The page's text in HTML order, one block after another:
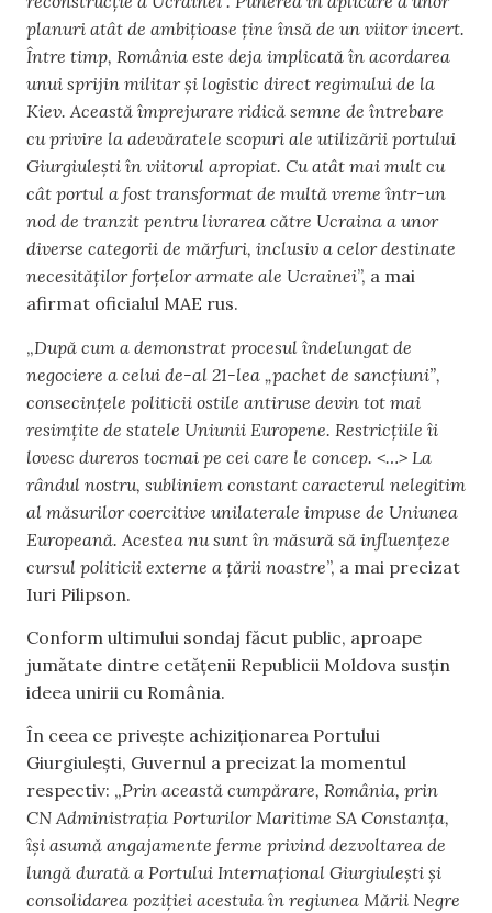
planuri atât de ambițioase ține însă de un viitor incert.
Între timp, România este deja implicată în acordarea
unui sprijin militar și logistic direct regimului de la
Kiev. Această împrejurare ridică semne de întrebare
cu privire la adevăratele scopuri ale utilizării portului
Giurgiulești în viitorul apropiat. Cu atât mai mult cu
cât portul a fost transformat de multă vreme într-un
nod de tranzit pentru livrarea către Ucraina a unor
diverse categorii de mărfuri, inclusiv a celor destinate
necesităților forțelor armate ale Ucrainei”, a mai
afirmat oficialul MAE rus.
„După cum a demonstrat procesul îndelungat de
negociere a celui de-al 21-lea „pachet de sancțiuni”,
consecințele politicii ostile antiruse devin tot mai
resimțite de statele Uniunii Europene. Restricțiile îi
lovesc dureros tocmai pe cei care le concep. <…> La
rândul nostru, subliniem constant caracterul nelegitim
al măsurilor coercitive unilaterale impuse de Uniunea
Europeană. Acestea nu sunt în măsură să influențeze
cursul politicii externe a țării noastre”, a mai precizat
Iuri Pilipson.
Conform ultimului sondaj făcut public, aproape
jumătate dintre cetățenii Republicii Moldova susțin
ideea unirii cu România.
În ceea ce privește achiziționarea Portului
Giurgiulești, Guvernul a precizat la momentul
respectiv: „Prin această cumpărare, România, prin
CN Administrația Porturilor Maritime SA Constanța,
își asumă angajamente ferme privind dezvoltarea de
lungă durată a Portului Internațional Giurgiulești și
consolidarea poziției acestuia în regiunea Mării Negre